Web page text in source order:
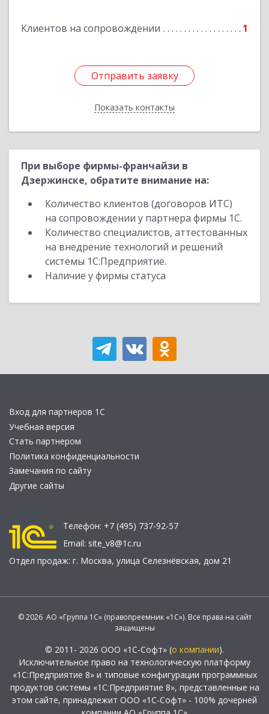
Клиентов на сопровождении 1
Отправить заявку
Показать контакты
Отправить заявку
Назад
При выборе фирмы-франчайзи в
Дзержинске, обратите внимание на:
Количество клиентов (договоров ИТС)
на сопровождении у партнера фирмы 1С.
Количество специалистов, аттестованных
на внедрение технологий и решений
системы 1С:Предприятие.
Наличие у фирмы статуса
Вход для партнеров 1С
Учебная версия
Стать партнером
Политика конфиденциальности
Замечания по сайту
Другие сайты
Телефон: +7 (495) 737-92-57
Email: site_v8@1c.ru
Отдел продаж: г. Москва, улица Селезнёвская, дом 21
© 2026 АО «Группа 1С» (правопреемник «1С»). Все права на сайт
защищены
© 2011- 2026 ООО «1С-Софт» (о компании).
Исключительное право на технологическую платформу
«1С:Предприятие 8» и типовые конфигурации программных
продуктов системы «1С:Предприятие 8», представленные на
этом сайте, принадлежит ООО «1С-Софт» - 100% дочерней